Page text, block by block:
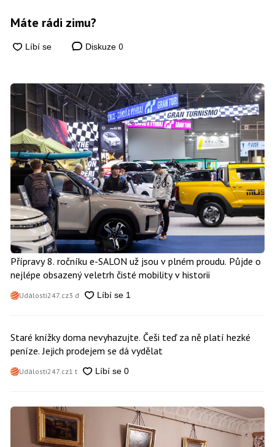
Máte rádi zimu?
Diskuze 0
Přípravy 8. ročníku e-SALON už jsou v plném proudu. Půjde o
nejlépe obsazený veletrh čisté mobility v historii
Události247.cz3 d
Staré knížky doma nevyhazujte. Češi teď za ně platí hezké
peníze. Jejich prodejem se dá vydělat
Události247.cz1 t